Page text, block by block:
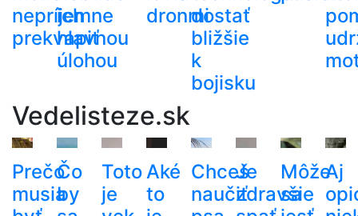
nepríjemne
prekvapiť
ich
hlavnou
úlohou
dronmidostať
bližšie
k
bojisku
Vedelisteze.sk
Prečo
musia
Čo
by
Toto
je
Aké
to
Chceš
naučiť
Je
zdravšie
Môže
sa
Aj